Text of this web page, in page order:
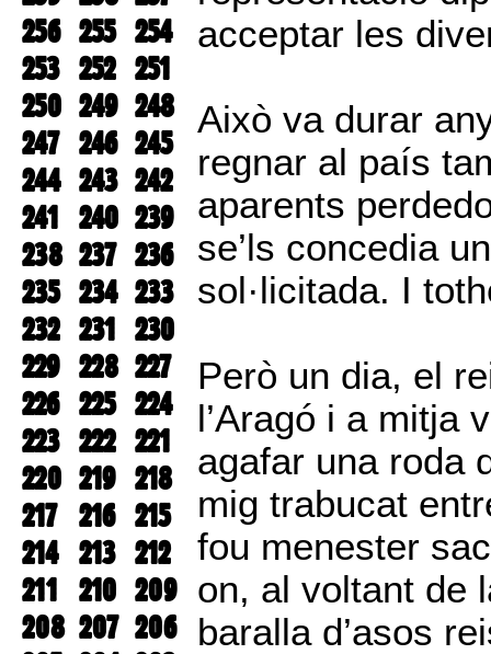
256 255 254
253 252 251
250 249 248
247 246 245
244 243 242
241 240 239
238 237 236
235 234 233
232 231 230
229 228 227
226 225 224
223 222 221
220 219 218
217 216 215
214 213 212
211 210 209
208 207 206
acceptar les
Això va durar
regnar al país
aparents
se’ls concedia
sol·licitada. I
Però un dia, el
l’Aragó i a mitja
agafar una roda
mig trabucat
fou menester
on, al voltant de
baralla d’asos